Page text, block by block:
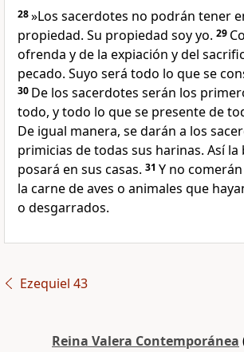
28»Los sacerdotes no podrán tener
propiedad. Su propiedad soy yo. 29
ofrenda y de la expiación y del
pecado. Suyo será todo lo que se
30 De los sacerdotes serán los
todo, y todo lo que se presente de
De igual manera, se darán a los
primicias de todas sus harinas. Así la
posará en sus casas. 31 Y no
la carne de aves o animales que
o desgarrados.
Ezequiel 43
Reina Valera Contemporánea